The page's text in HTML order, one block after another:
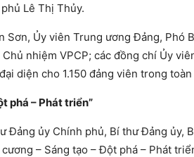
Lê Thị Thủy.
Sơn, Ủy viên Trung ương Đảng, Phó
nhiệm VPCP; các đồng chí Ủy
diện cho 1.150 đảng viên trong
phá – Phát triển”
ủy Chính phủ, Bí thư Đảng ủy,
– Sáng tạo – Đột phá – Phát